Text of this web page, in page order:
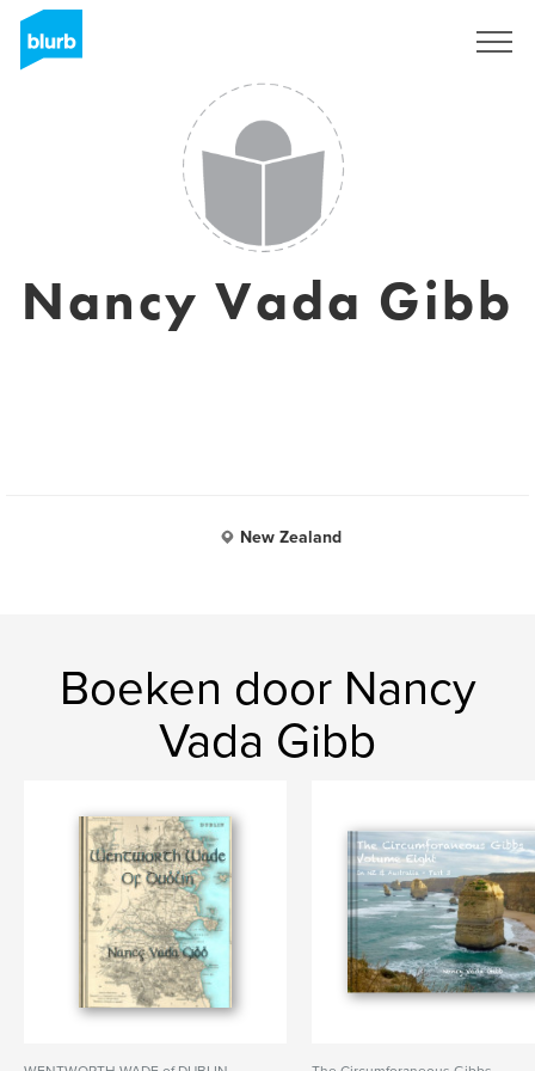
Nancy Vada Gibb
New Zealand
Boeken door Nancy
Vada Gibb